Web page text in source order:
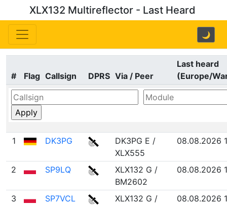
XLX132 Multireflector - Last Heard
🌙
# Flag Callsign DPRS Via / Peer
Last heard
(Europe/
1 DK3PG
DK3PG E /
XLX555
08.08.2026
2 SP9LQ
XLX132 G /
BM2602
08.08.2026
3 SP7VCL
XLX132 G /
08.08.2026